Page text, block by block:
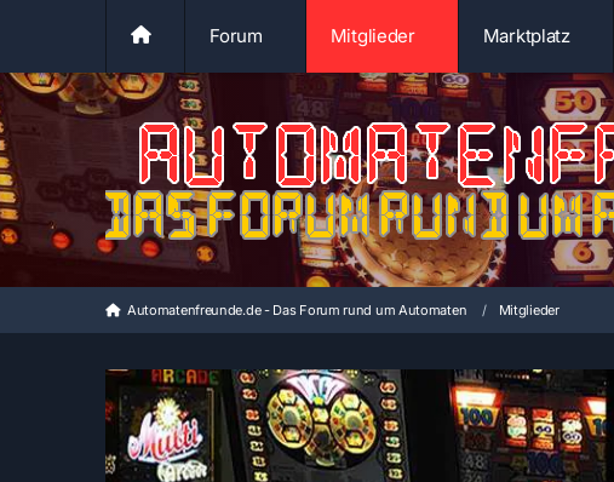
Forum Mitglieder Marktplatz
Automatenfreunde.de - Das Forum rund um Automaten Mitglieder